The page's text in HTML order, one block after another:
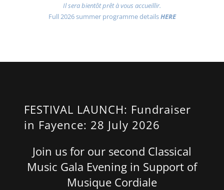
Il sera bientôt prêt à vous accueillir.
Full 2026 summer programme detailsHERE
FESTIVAL LAUNCH: Fundraiser
in Fayence: 28 July 2026
Join us for our second Classical
Music Gala Evening in Support of
Musique Cordiale